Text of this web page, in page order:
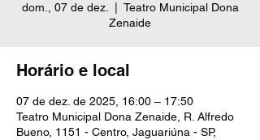
dom., 07 de dez.
Teatro Municipal Dona
Zenaide
Horário e local
07 de dez. de 2025, 16:00 – 17:50
Teatro Municipal Dona Zenaide, R. Alfredo
Bueno, 1151 - Centro, Jaguariúna - SP,